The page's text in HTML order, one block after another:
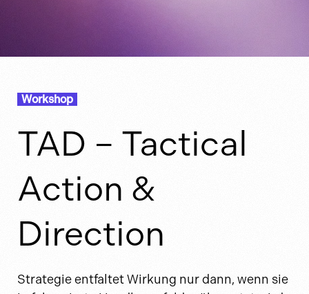
Workshop
TAD – Tactical
Action &
Direction
Strategie entfaltet Wirkung nur dann, wenn sie